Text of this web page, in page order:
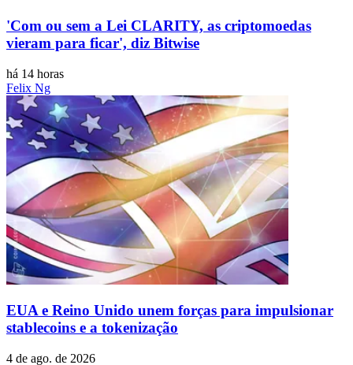
'Com ou sem a Lei CLARITY, as criptomoedas
vieram para ficar', diz Bitwise
há 14 horas
Felix Ng
EUA e Reino Unido unem forças para impulsionar
stablecoins e a tokenização
4 de ago. de 2026